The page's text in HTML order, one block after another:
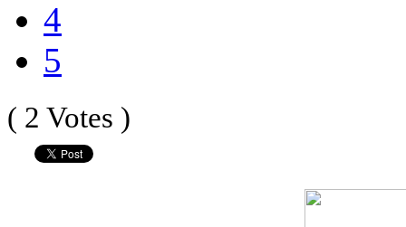
4
5
( 2 Votes )